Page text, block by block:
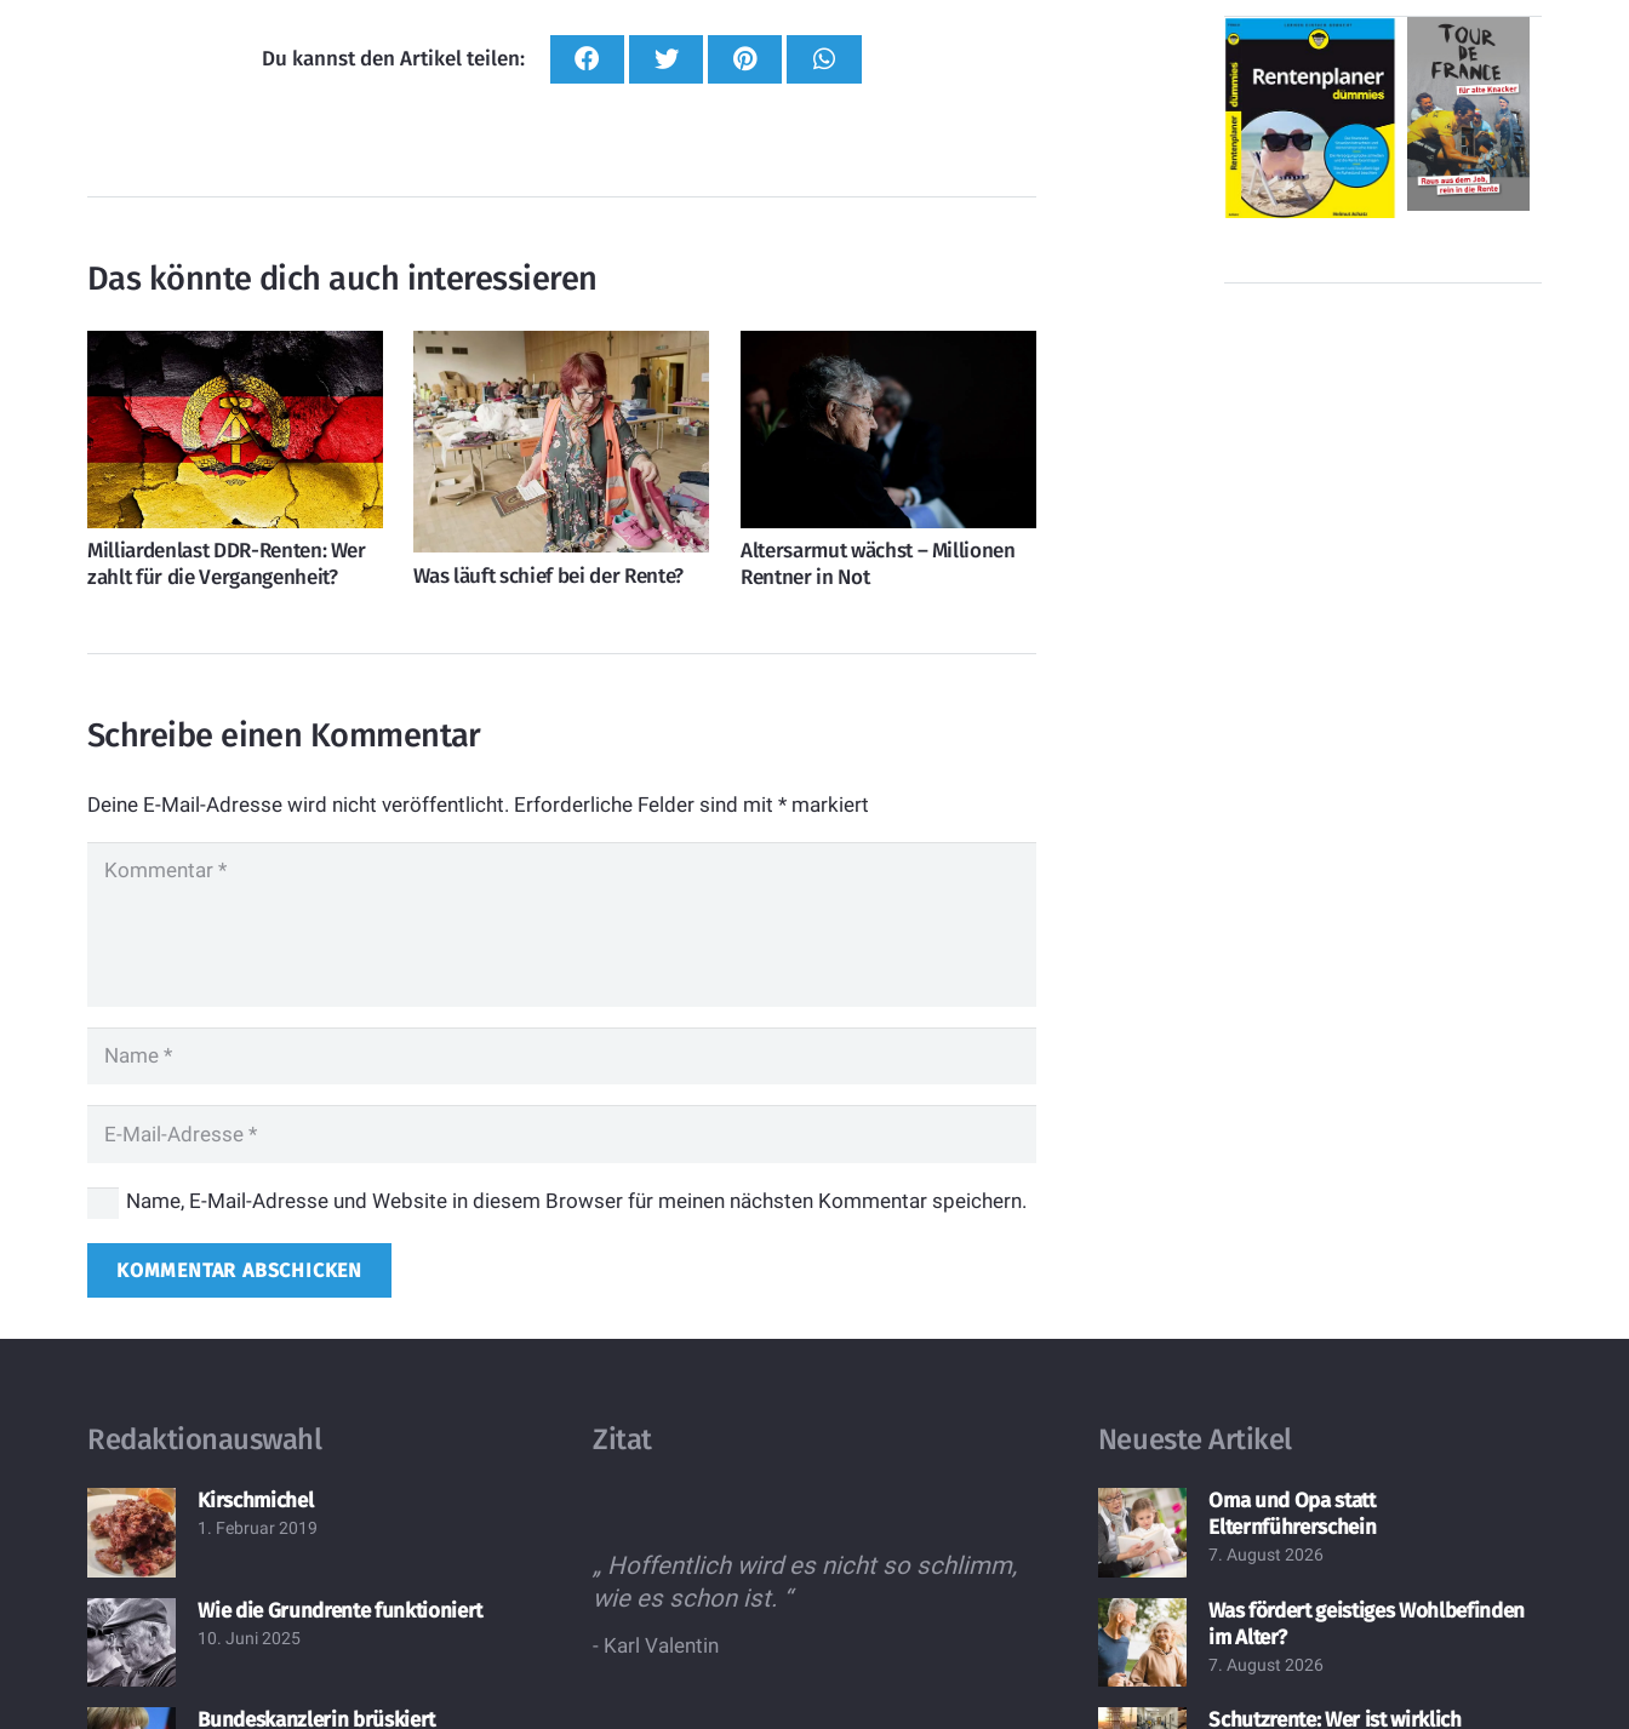
Du kannst den Artikel teilen:
Das könnte dich auch interessieren
Milliardenlast DDR-Renten: Wer
zahlt für die Vergangenheit?
Was läuft schief bei der Rente?
Altersarmut wächst – Millionen
Rentner in Not
Schreibe einen Kommentar
Deine E-Mail-Adresse wird nicht veröffentlicht. Erforderliche Felder sind mit * markiert
Name, E-Mail-Adresse und Website in diesem Browser für meinen nächsten Kommentar speichern.
KOMMENTAR ABSCHICKEN
Redaktionauswahl
Kirschmichel
1. Februar 2019
Wie die Grundrente funktioniert
10. Juni 2025
Bundeskanzlerin brüskiert
Zitat
„ Hoffentlich wird es nicht so schlimm,
wie es schon ist. “
- Karl Valentin
Neueste Artikel
Oma und Opa statt
Elternführerschein
7. August 2026
Was fördert geistiges Wohlbefinden
im Alter?
7. August 2026
Schutzrente: Wer ist wirklich